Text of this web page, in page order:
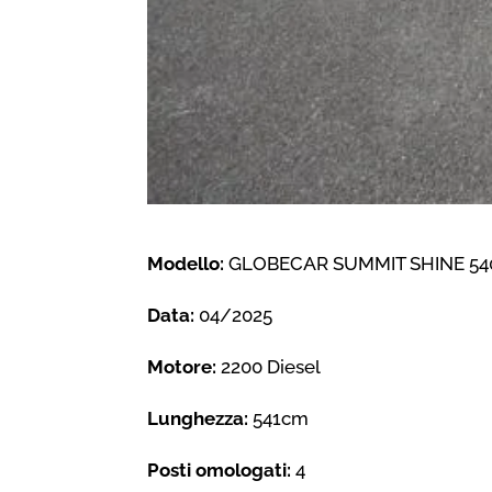
Modello: GLOBECAR SUMMIT SHINE
Data: 04/2025
Motore: 2200 Diesel
Lunghezza: 541cm
Posti omologati: 4